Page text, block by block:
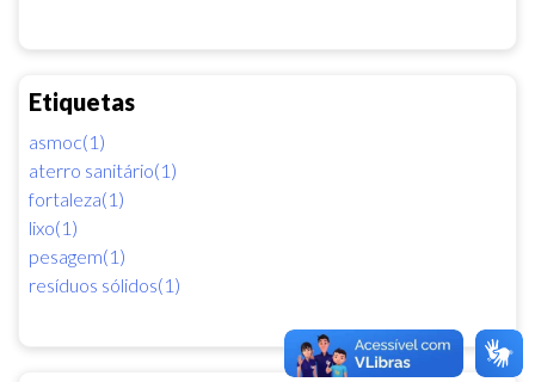
Etiquetas
asmoc(1)
aterro sanitário(1)
fortaleza(1)
lixo(1)
pesagem(1)
resíduos sólidos(1)